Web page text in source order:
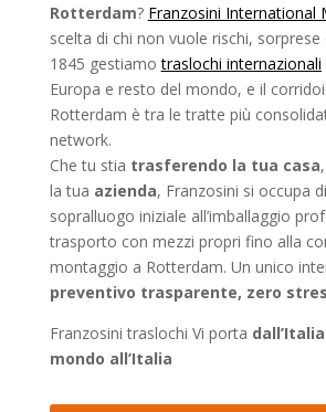
Rotterdam? Franzosini International
scelta di chi non vuole rischi,
1845 gestiamotraslochi internazionali
Europa e resto del mondo, e il
Rotterdam è tra le tratte più
network.
Che tu stia trasferendo la tua casa
la tua azienda, Franzosini si occupa
sopralluogo iniziale all’imballaggio
trasporto con mezzi propri fino alla
montaggio a Rotterdam. Un unico
preventivo trasparente, zero
Franzosini traslochi Vi porta
mondo all’Italia